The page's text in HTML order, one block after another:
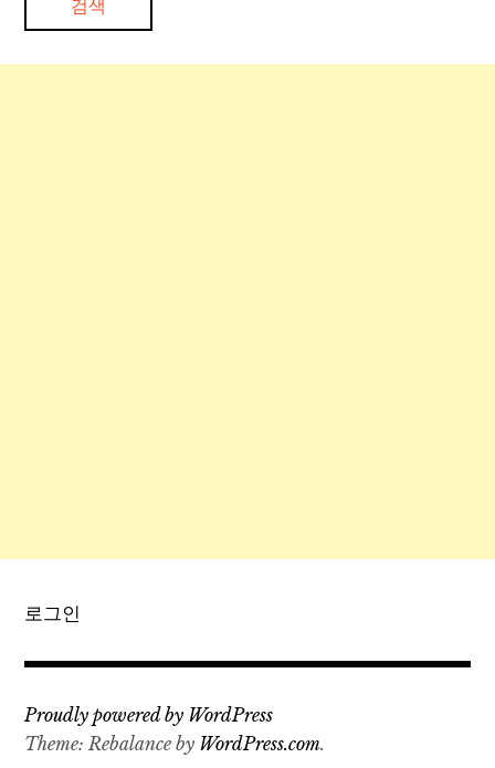
로그인
Proudly powered by WordPress
Theme: Rebalance by WordPress.com.